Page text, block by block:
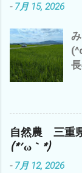
- 7月 15, 2026
自然農 三重
(*´ω｀*)
- 7月 12, 2026